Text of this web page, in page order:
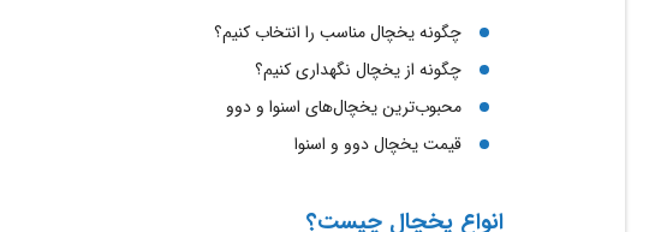
چگونه یخچال مناسب را انتخاب کنیم؟
چگونه از یخچال نگهداری کنیم؟
‌محبوب‌ترین یخچال‌های اسنوا و دوو
قیمت یخچال دوو و اسنوا
انواع یخچال چیست؟